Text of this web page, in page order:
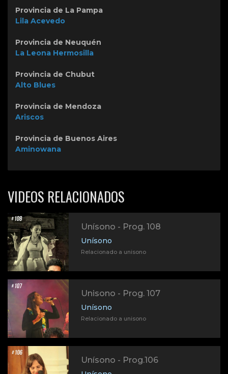
Provincia de La Pampa
Lila Acevedo
Provincia de Neuquén
La Leona Hermosilla
Provincia de Chubut
Alto Blues
Provincia de Mendoza
Ariscos
Provincia de Buenos Aires
Aminowana
VIDEOS RELACIONADOS
Unísono - Prog. 108
Unísono
Relacionado a unisono
Unisono - Prog. 107
Unísono
Relacionado a unisono
Unísono - Prog.106